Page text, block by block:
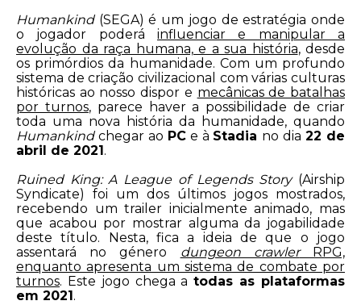
Humankind (SEGA) é um jogo de estratégia onde
o jogador poderá influenciar e manipular a
evolução da raça humana, e a sua história, desde
os primórdios da humanidade. Com um profundo
sistema de criação civilizacional com várias culturas
históricas ao nosso dispor e mecânicas de batalhas
por turnos, parece haver a possibilidade de criar
toda uma nova história da humanidade, quando
Humankindchegar ao PCe à Stadia no dia22 de
abril de 2021.
Ruined King: A League of Legends Story(Airship
Syndicate) foi um dos últimos jogos mostrados,
recebendo um trailer inicialmente animado, mas
que acabou por mostrar alguma da jogabilidade
deste título. Nesta, fica a ideia de que o jogo
assentará no género dungeon crawlerRPG,
enquanto apresenta um sistema de combate por
turnos. Este jogo chega atodas as plataformas
em 2021.